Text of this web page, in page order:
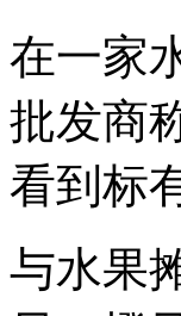
在一家
批发商
看到标
与水果